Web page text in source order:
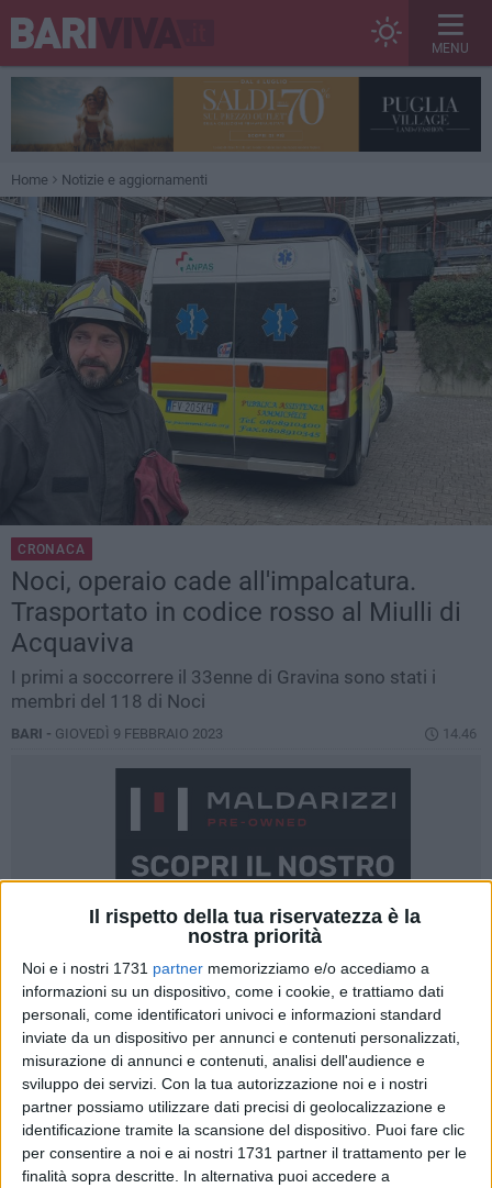
Il rispetto della tua riservatezza è la
nostra priorità
Noi e i nostri 1731 partner memorizziamo e/o accediamo a
informazioni su un dispositivo, come i cookie, e trattiamo dati
personali, come identificatori univoci e informazioni standard
inviate da un dispositivo per annunci e contenuti personalizzati,
misurazione di annunci e contenuti, analisi dell'audience e
sviluppo dei servizi. Con la tua autorizzazione noi e i nostri
partner possiamo utilizzare dati precisi di geolocalizzazione e
identificazione tramite la scansione del dispositivo. Puoi fare clic
per consentire a noi e ai nostri 1731 partner il trattamento per le
finalità sopra descritte. In alternativa puoi accedere a
MENU
Home Notizie e aggiornamenti
CRONACA
Noci, operaio cade all'impalcatura.
Trasportato in codice rosso al Miulli di
Acquaviva
I primi a soccorrere il 33enne di Gravina sono stati i
membri del 118 di Noci
BARI - GIOVEDÌ 9 FEBBRAIO 2023 14.46
4
Oggi, intorno alle ore12.55in un cantiere edile in